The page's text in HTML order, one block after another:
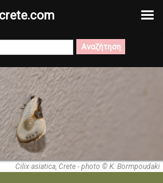
Cilix asiatica, Crete - photo © K. Bormpoudaki